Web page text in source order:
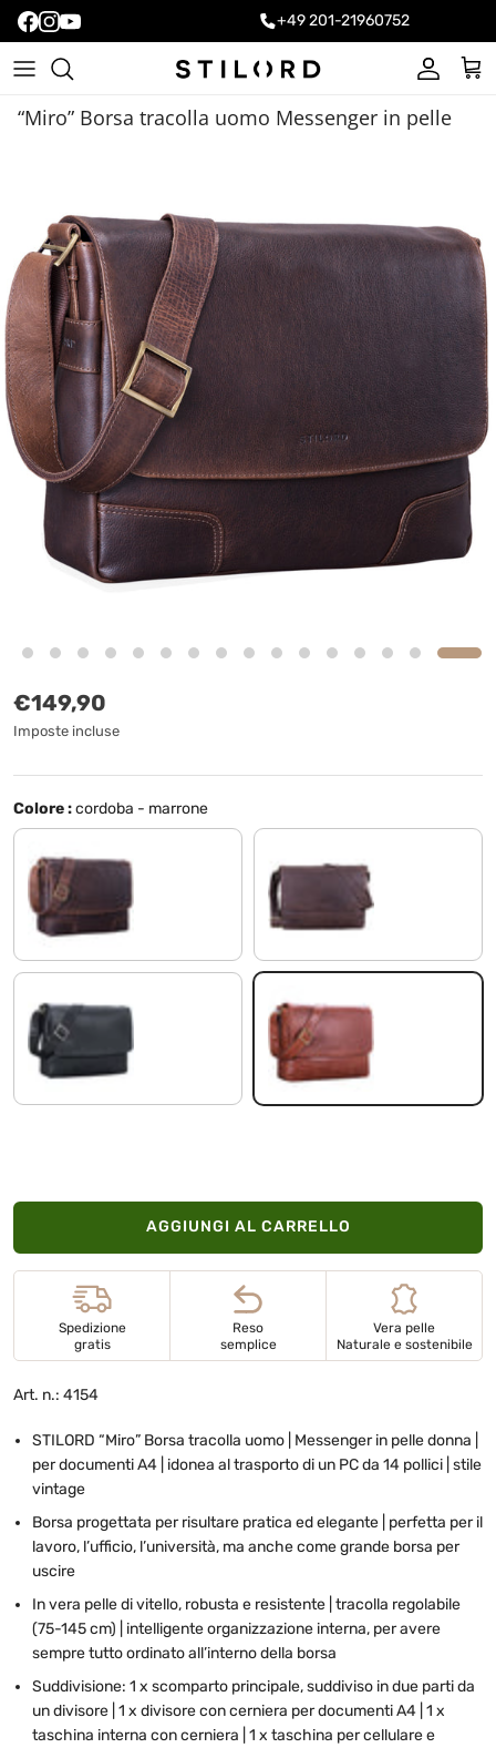
+49 201-21960752
Account
“Miro” Borsa tracolla uomo Messenger in pelle
Prezzo normale
€149,90
Imposte incluse
Colore :cordoba - marrone
rios - marrone mendoza - marrone
nero cordoba - marrone
AGGIUNGI AL CARRELLO
Spedizione
gratis
Reso
semplice
Vera pelle
Naturale e sostenibile
Art. n.: 4154
STILORD “Miro” Borsa tracolla uomo | Messenger in pelle donna |
per documenti A4 | idonea al trasporto di un PC da 14 pollici | stile
vintage
Borsa progettata per risultare pratica ed elegante | perfetta per il
lavoro, l’ufficio, l’università, ma anche come grande borsa per
uscire
In vera pelle di vitello, robusta e resistente | tracolla regolabile
(75-145 cm) | intelligente organizzazione interna, per avere
sempre tutto ordinato all’interno della borsa
Suddivisione: 1 x scomparto principale, suddiviso in due parti da
un divisore | 1 x divisore con cerniera per documenti A4 | 1 x
taschina interna con cerniera | 1 x taschina per cellulare e